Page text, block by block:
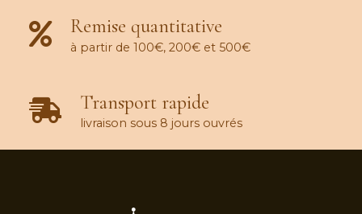
Remise quantitative
à partir de 100€, 200€ et 500€
Transport rapide
livraison sous 8 jours ouvrés